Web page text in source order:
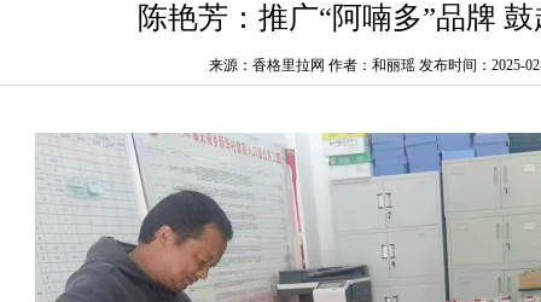
陈艳芳：推广“阿喃多”品牌
来源：香格里拉网 作者：和丽瑶 发布时间：2025-